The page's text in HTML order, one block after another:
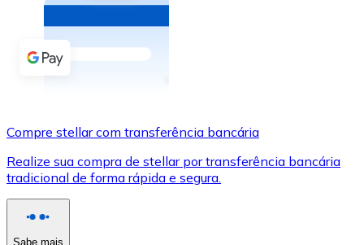
Comprar com dinheiro
Transferência SEPA
Use cartões Visa e Mastercard para comprar
Comprar com cartão
Compre stellar com transferência bancária
Realize sua compra de stellar por transferência bancária
tradicional de forma rápida e segura.
Sabe mais